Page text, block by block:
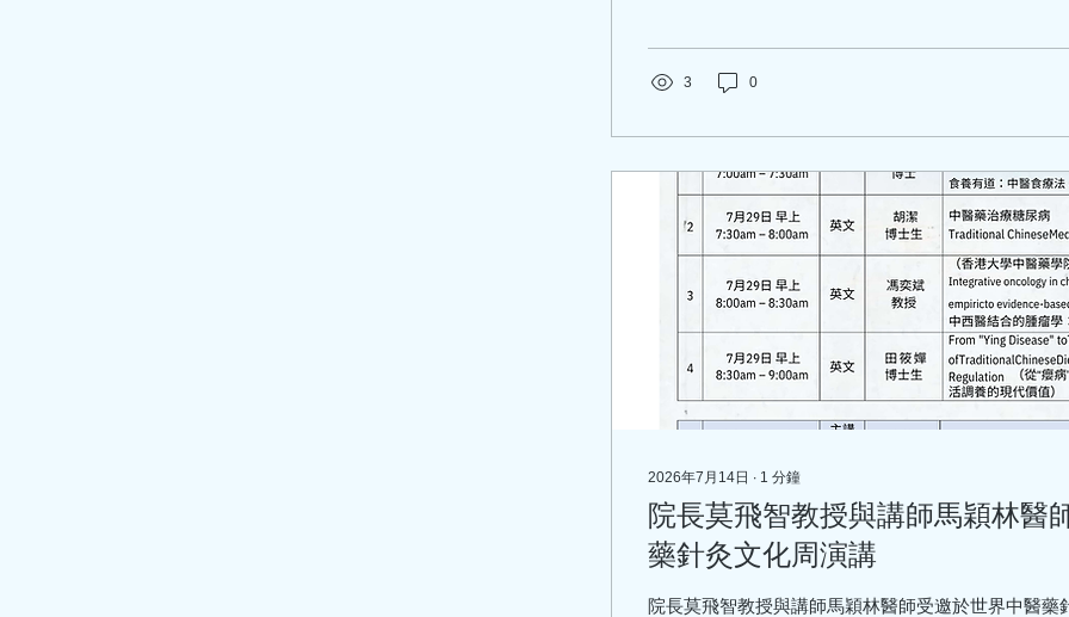
3 0
2026年7月14日 ∙ 1 分鐘
院長莫飛智教授與講師馬穎林醫
藥針灸文化周演講
院長莫飛智教授與講師馬穎林醫師受邀於世界中醫藥